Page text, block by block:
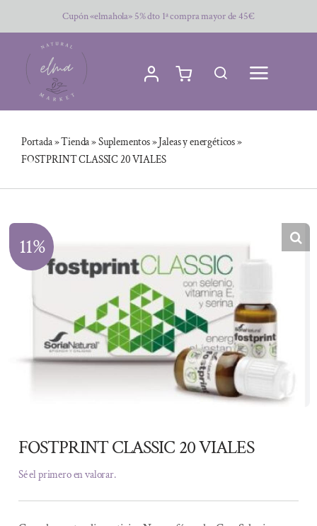
al
contenido
Cupón «elmahola» 5% dto 1ª compra mayor de 45€
Portada»Tienda»Suplementos»Jaleas y energéticos»
FOSTPRINT CLASSIC 20 VIALES
11%
FOSTPRINT CLASSIC 20 VIALES
Sé el primero en valorar.